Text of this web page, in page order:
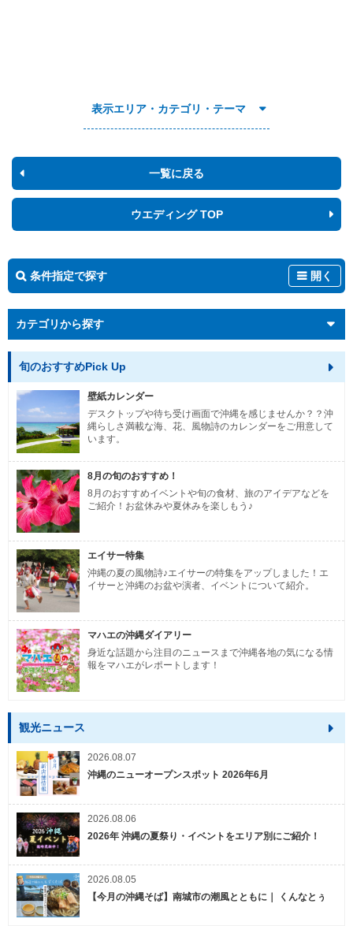
表示エリア・カテゴリ・テーマ
一覧に戻る
ウエディング TOP
条件指定で探す 開く
カテゴリから探す
旬のおすすめPick Up
壁紙カレンダー
デスクトップや待ち受け画面で沖縄を感じませんか？？沖
縄らしさ満載な海、花、風物詩のカレンダーをご用意して
います。
8月の旬のおすすめ！
8月のおすすめイベントや旬の食材、旅のアイデアなどを
ご紹介！お盆休みや夏休みを楽しもう♪
エイサー特集
沖縄の夏の風物詩♪エイサーの特集をアップしました！エ
イサーと沖縄のお盆や演者、イベントについて紹介。
マハエの沖縄ダイアリー
身近な話題から注目のニュースまで沖縄各地の気になる情
報をマハエがレポートします！
観光ニュース
2026.08.07
沖縄のニューオープンスポット 2026年6月
2026.08.06
2026年 沖縄の夏祭り・イベントをエリア別にご紹介！
2026.08.05
【今月の沖縄そば】南城市の潮風とともに｜ くんなとぅ